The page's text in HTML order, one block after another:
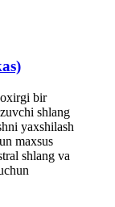
bir
shlang
yaxshilash
maxsus
shlang va